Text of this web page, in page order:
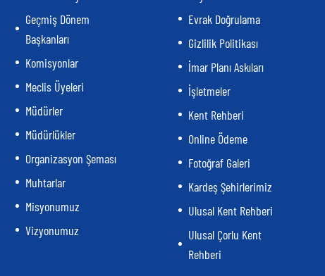
Geçmiş Dönem
Başkanları
Komisyonlar
Meclis Üyeleri
Müdürler
Müdürlükler
Organizasyon Şeması
Muhtarlar
Misyonumuz
Vizyonumuz
Evrak Doğrulama
Gizlilik Politikası
İmar Planı Askıları
İşletmeler
Kent Rehberi
Online Ödeme
Fotoğraf Galeri
Kardeş Şehirlerimiz
Ulusal Kent Rehberi
Ulusal Çorlu Kent
Rehberi